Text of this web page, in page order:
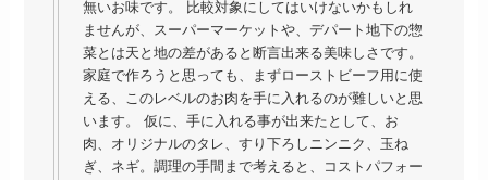
無いお味です。 比較対象にしてはいけないかもしれ
ませんが、スーパーマーケットや、デパート地下の惣
菜とは天と地の差があると断言出来る美味しさです。
家庭で作ろうと思っても、まずローストビーフ用に使
える、このレベルのお肉を手に入れるのが難しいと思
います。 仮に、手に入れる事が出来たとして、お
肉、オリジナルのタレ、すり下ろしニンニク、玉ね
ぎ、ネギ。調理の手間まで考えると、コストパフォー